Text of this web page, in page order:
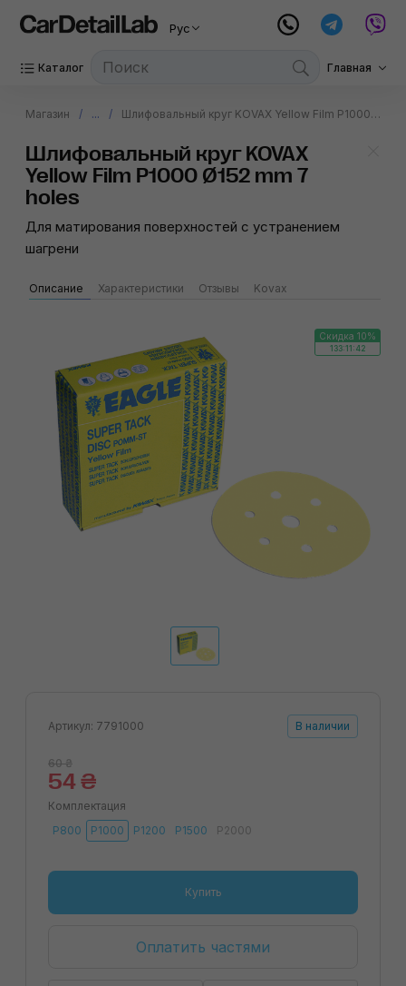
Рус
Каталог Главная
Магазин ... Шлифовальный круг KOVAX Yellow Film P1000 Ø152 mm 7 holes
Шлифовальный круг KOVAX
Yellow Film P1000 Ø152 mm 7
holes
Для матирования поверхностей с устранением
шагрени
Описание Характеристики Отзывы Kovax
Скидка 10%
133:11:42
Артикул: 7791000 В наличии
60 ₴
54 ₴
Комплектация
P800
P1000 P1200 P1500 P2000
Купить
Оплатить частями